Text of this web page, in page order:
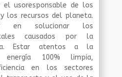
el usoresponsable de los
los recursos del planeta.
en solucionar los
causados por la
Estar atentos a la
100% limpia,
en los sectores